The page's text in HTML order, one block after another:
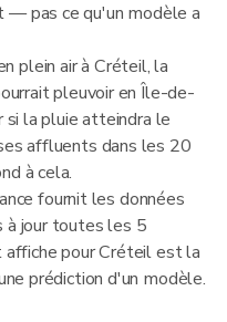
— pas ce qu'un modèle a
plein air à Créteil, la
pleuvoir en Île-de-
si la pluie atteindra le
affluents dans les 20
à cela.
fournit les données
à jour toutes les 5
affiche pour Créteil est la
prédiction d'un modèle.